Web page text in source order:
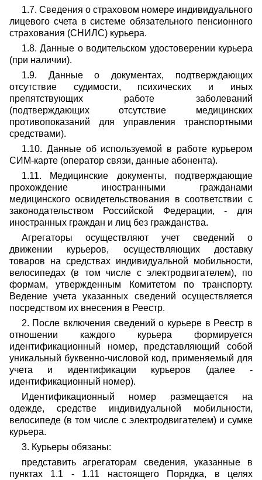
1.7. Сведения о страховом номере индивидуального
лицевого счета в системе обязательного пенсионного
страхования (СНИЛС) курьера.
1.8. Данные о водительском удостоверении курьера
(при наличии).
1.9. Данные о документах, подтверждающих
отсутствие судимости, психических и иных
препятствующих работе заболеваний
(подтверждающих отсутствие медицинских
противопоказаний для управления транспортными
средствами).
1.10. Данные об используемой в работе курьером
СИМ-карте (оператор связи, данные абонента).
1.11. Медицинские документы, подтверждающие
прохождение иностранными гражданами
медицинского освидетельствования в соответствии с
законодательством Российской Федерации, - для
иностранных граждан и лиц без гражданства.
Агрегаторы осуществляют учет сведений о
движении курьеров, осуществляющих доставку
товаров на средствах индивидуальной мобильности,
велосипедах (в том числе с электродвигателем), по
формам, утвержденным Комитетом по транспорту.
Ведение учета указанных сведений осуществляется
посредством их внесения в Реестр.
2. После включения сведений о курьере в Реестр в
отношении каждого курьера формируется
идентификационный номер, представляющий собой
уникальный буквенно-числовой код, применяемый для
учета и идентификации курьеров (далее -
идентификационный номер).
Идентификационный номер размещается на
одежде, средстве индивидуальной мобильности,
велосипеде (в том числе с электродвигателем) и сумке
курьера.
3. Курьеры обязаны:
представить агрегаторам сведения, указанные в
пунктах 1.1 - 1.11 настоящего Порядка, в целях